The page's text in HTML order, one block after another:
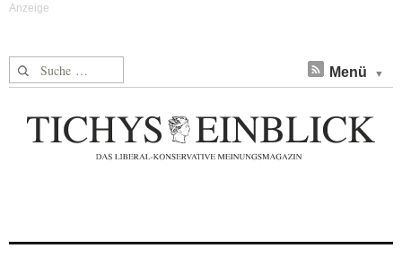
Suche nach: Menü